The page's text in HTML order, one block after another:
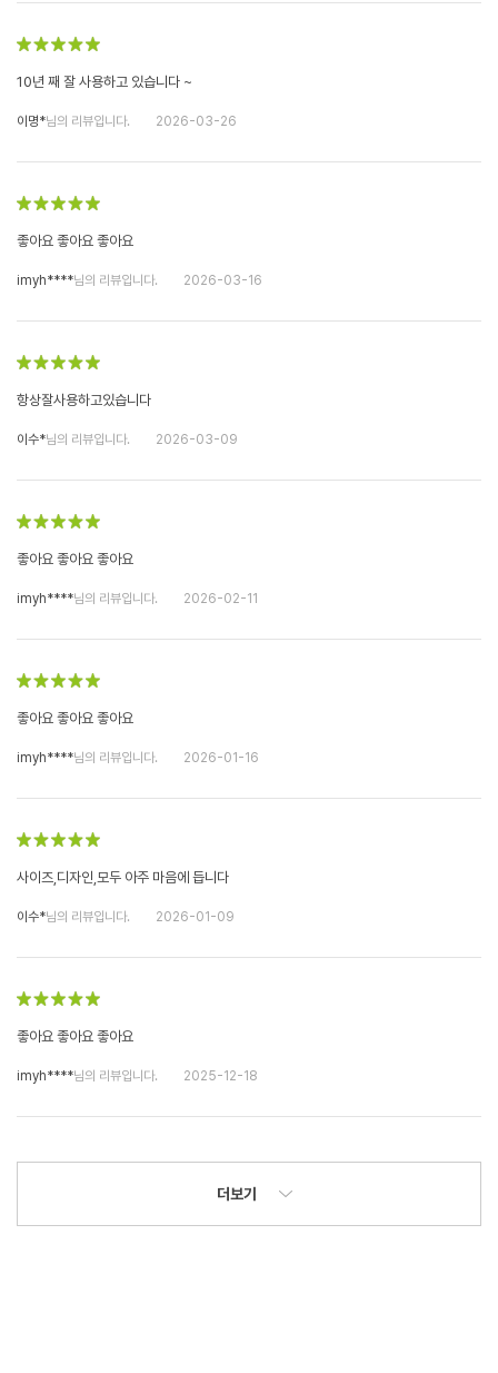
10년 째 잘 사용하고 있습니다 ~
이명*님의 리뷰입니다. 2026-03-26
좋아요 좋아요 좋아요
imyh****님의 리뷰입니다. 2026-03-16
항상잘사용하고있습니다
이수*님의 리뷰입니다. 2026-03-09
좋아요 좋아요 좋아요
imyh****님의 리뷰입니다. 2026-02-11
좋아요 좋아요 좋아요
imyh****님의 리뷰입니다. 2026-01-16
사이즈,디자인,모두 아주 마음에 듭니다
이수*님의 리뷰입니다. 2026-01-09
좋아요 좋아요 좋아요
imyh****님의 리뷰입니다. 2025-12-18
더보기